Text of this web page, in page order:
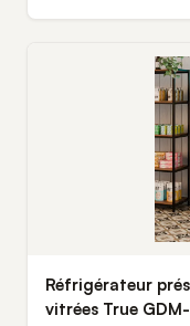
Réfrigérateur
vitrées True